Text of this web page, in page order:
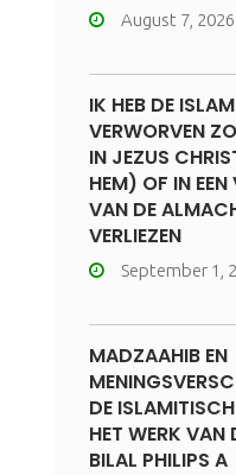
August 7, 2026
IK HEB DE
VERWORVEN
IN JEZUS
HEM) OF IN EEN
VAN DE
VERLIEZEN
September 1,
MADZAAHIB EN
DE
HET WERK VAN
BILAL PHILIPS A